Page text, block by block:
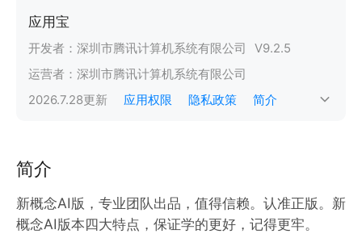
应用宝
开发者： 深圳市腾讯计算机系统有限公司 V9.2.5
运营者： 深圳市腾讯计算机系统有限公司
2026.7.28更新 应用权限 隐私政策 简介
简介
新概念AI版，专业团队出品，值得信赖。认准正版。新
概念AI版本四大特点，保证学的更好，记得更牢。